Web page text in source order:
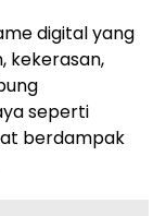
digital yang
kekerasan,
seperti
berdampak